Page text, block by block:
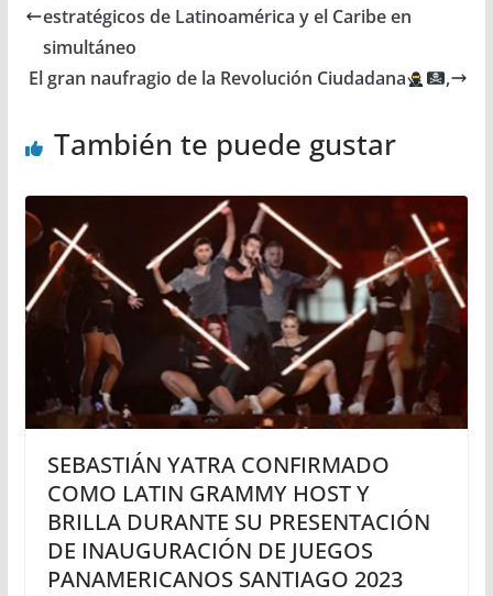
estratégicos de Latinoamérica y el Caribe en
simultáneo
El gran naufragio de la Revolución Ciudadana
,
También te puede gustar
SEBASTIÁN YATRA CONFIRMADO
COMO LATIN GRAMMY HOST Y
BRILLA DURANTE SU PRESENTACIÓN
DE INAUGURACIÓN DE JUEGOS
PANAMERICANOS SANTIAGO 2023